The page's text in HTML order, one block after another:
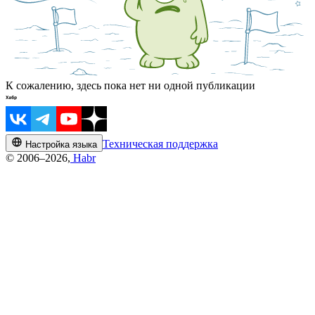
К сожалению, здесь пока нет ни одной публикации
Настройка языка Техническая поддержка
© 2006–2026, Habr